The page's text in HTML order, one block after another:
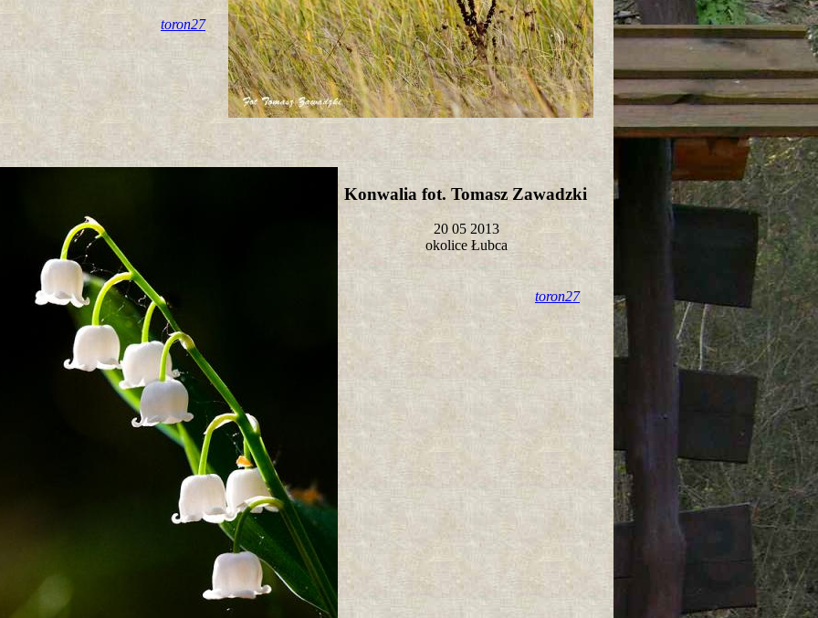
toron27
Konwalia fot. Tomasz Zawadzki
20 05 2013
okolice Łubca
toron27